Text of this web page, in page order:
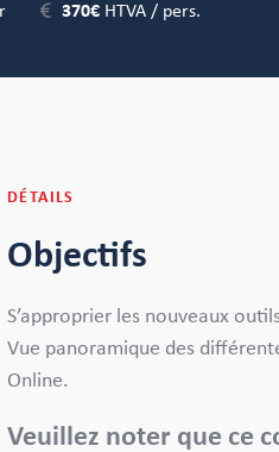
370€ HTVA / pers.
DÉTAILS
Objectifs
S’approprier les nouveaux
Vue panoramique des
Online.
Veuillez noter que ce